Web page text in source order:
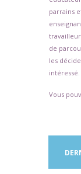
parrains
de
les
intéressé.
Vous